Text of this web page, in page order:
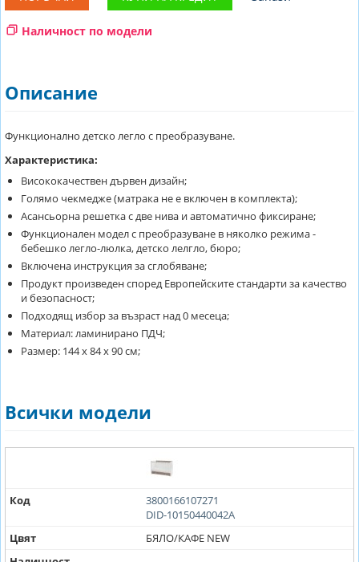
Наличност по модели
Описание
Функционално детско легло с преобразуване.
Характеристика:
Висококачествен дървен дизайн;
Голямо чекмедже (матрака не е включен в комплекта);
Асансьорна решетка с две нива и автоматично фиксиране;
Функционален модел с преобразуване в няколко режима -
бебешко легло-люлка, детско лелгло, бюро;
Включена инструкция за сглобяване;
Продукт произведен според Европейските стандарти за качество
и безопасност;
Подходящ избор за възраст над 0 месеца;
Материал: ламинирано ПДЧ;
Размер: 144 х 84 х 90 см;
Всички модели
Код
3800166107271
DID-10150440042A
Цвят
БЯЛО/КАФЕ NEW